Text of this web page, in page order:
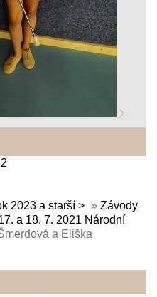
2023 a starší » Závody
a 18. 7. 2021 Národní
a Eliška